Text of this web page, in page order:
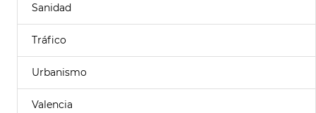
Sanidad
Tráfico
Urbanismo
Valencia